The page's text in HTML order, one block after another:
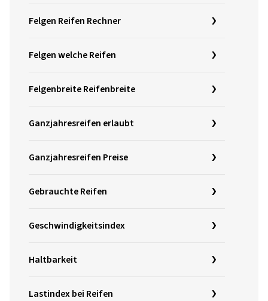
Felgen Reifen Rechner
Felgen welche Reifen
Felgenbreite Reifenbreite
Ganzjahresreifen erlaubt
Ganzjahresreifen Preise
Gebrauchte Reifen
Geschwindigkeitsindex
Haltbarkeit
Lastindex bei Reifen